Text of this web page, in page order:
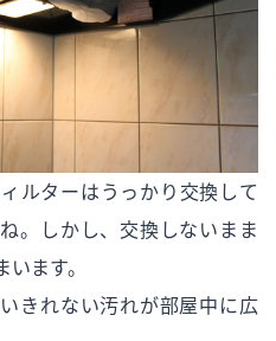
ルターはうっかり交換して
。しかし、交換しないまま
ます。
きれない汚れが部屋中に広